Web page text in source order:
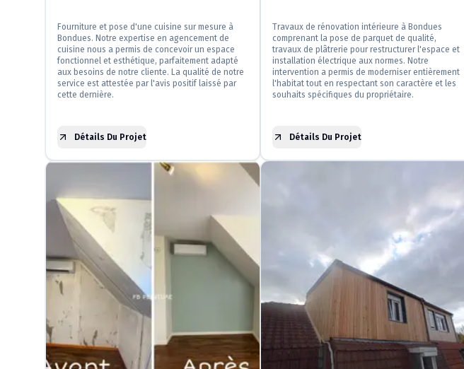
Fourniture et pose d'une cuisine sur mesure à
Bondues. Notre expertise en agencement de
cuisine nous a permis de concevoir un espace
fonctionnel et esthétique, parfaitement adapté
aux besoins de notre cliente. La qualité de notre
service est attestée par l'avis positif laissé par
cette dernière.
Détails Du Projet
Travaux de rénovation intérieure à Bondues
comprenant la pose de parquet de qualité,
travaux de plâtrerie pour restructurer l'espace et
installation électrique aux normes. Notre
intervention a permis de moderniser entièrement
l'habitat tout en respectant son caractère et les
souhaits spécifiques du propriétaire.
Détails Du Projet